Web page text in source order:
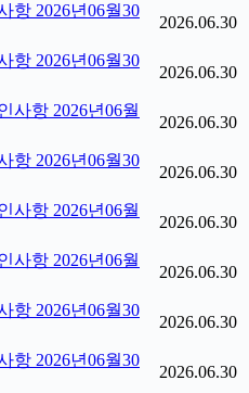
항 2026년06월30
2026.06.30
항 2026년06월30
2026.06.30
사항 2026년06월
2026.06.30
항 2026년06월30
2026.06.30
사항 2026년06월
2026.06.30
사항 2026년06월
2026.06.30
항 2026년06월30
2026.06.30
항 2026년06월30
2026.06.30